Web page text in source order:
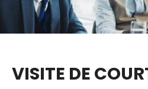
VISITE DE